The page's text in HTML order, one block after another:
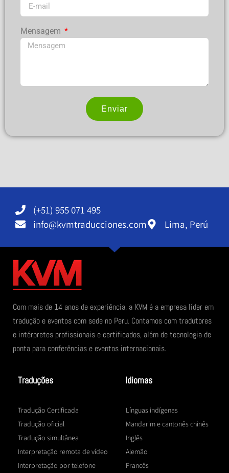
Mensagem
Enviar
(+51) 955 071 495
info@kvmtraducciones.com
Lima, Perú
Com mais de 14 anos de experiência, a KVM é a empresa líder em
tradução e eventos com sede no Peru. Contamos com tradutores
e intérpretes profissionais e certificados, além de tecnologia de
ponta para conferências e eventos internacionais.
Traduções
Tradução Certificada
Tradução oficial
Tradução simultânea
Interpretação remota de vídeo
Interpretação por telefone
Idiomas
Línguas indígenas
Mandarim e cantonês chinês
Inglês
Alemão
Francês